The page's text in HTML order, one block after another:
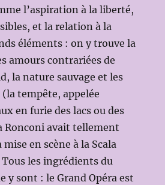
l’aspiration à la liberté,
et la relation à la
éléments : on y trouve la
amours contrariées de
la nature sauvage et les
tempête, appelée
en furie des lacs ou des
Ronconi avait tellement
en scène à la Scala
les ingrédients du
y sont : le Grand Opéra est